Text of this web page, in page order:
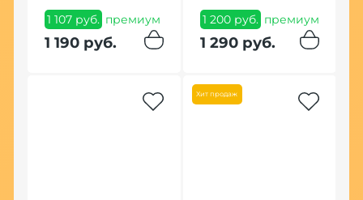
1 107 руб. премиум
1 190 руб.
1 200 руб. премиум
1 290 руб.
Хит продаж